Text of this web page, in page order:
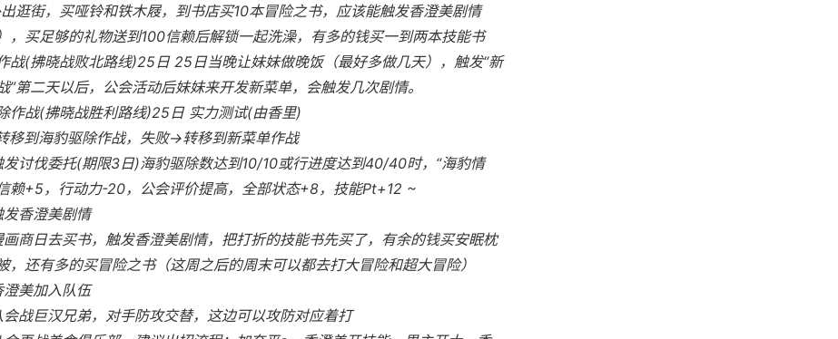
逛街，买哑铃和铁木屐，到书店买10本冒险之书，应该能触发香澄美剧情
），买足够的礼物送到100信赖后解锁一起洗澡，有多的钱买一到两本技能书
战(拂晓战败北路线)25日 25日当晚让妹妹做晚饭（最好多做几天），触发“新
”第二天以后，公会活动后妹妹来开发新菜单，会触发几次剧情。
作战(拂晓战胜利路线)25日 实力测试(由香里)
移到海豹驱除作战，失败→转移到新菜单作战
讨伐委托(期限3日)海豹驱除数达到10/10或行进度达到40/40时，“海豹情
赖+5，行动力-20，公会评价提高，全部状态+8，技能Pt+12 ~
香澄美剧情
商日去买书，触发香澄美剧情，把打折的技能书先买了，有余的钱买安眠枕
，还有多的买冒险之书（这周之后的周末可以都去打大冒险和超大冒险）
美加入队伍
战巨汉兄弟，对手防攻交替，这边可以攻防对应着打